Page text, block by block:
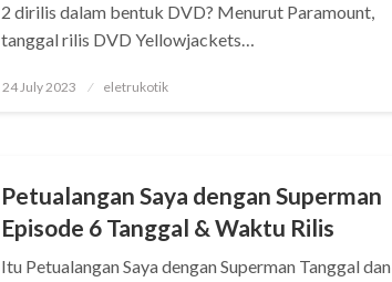
2 dirilis dalam bentuk DVD? Menurut Paramount,
tanggal rilis DVD Yellowjackets…
Posted
24 July 2023 eletrukotik
Petualangan Saya dengan Superman
Episode 6 Tanggal & Waktu Rilis
Itu Petualangan Saya dengan Superman Tanggal dan